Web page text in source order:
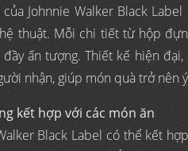
Johnnie Walker Black
thuật. Mỗi chi tiết từ hộp
ấn tượng. Thiết kế hiện
nhận, giúp món quà trở nên
kết hợp với các món ăn
Black Label có thể kết